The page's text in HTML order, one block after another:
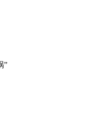
危
”